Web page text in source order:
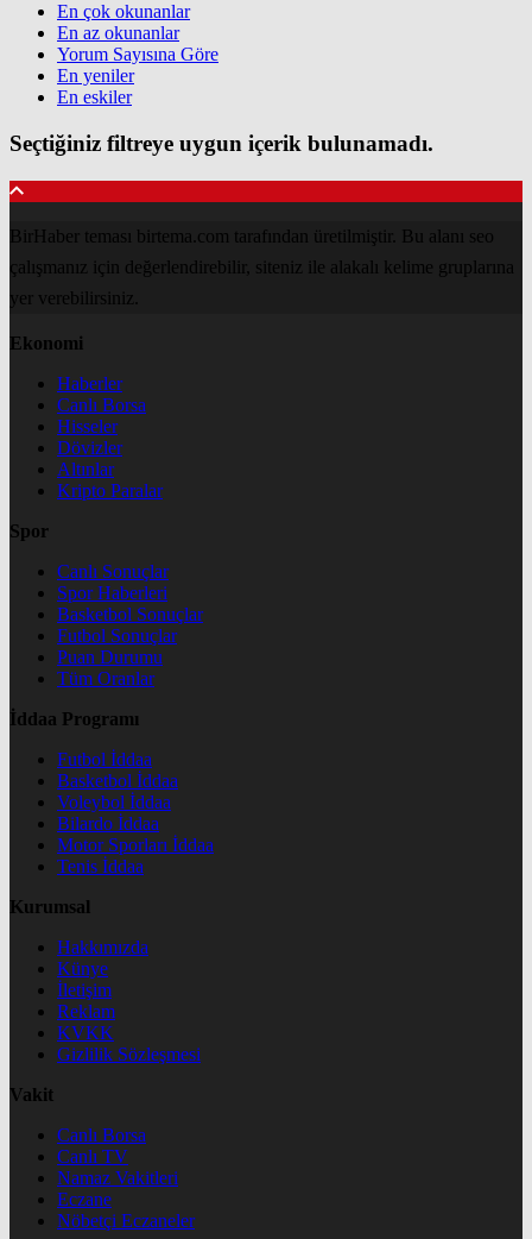
En çok okunanlar
En az okunanlar
Yorum Sayısına Göre
En yeniler
En eskiler
Seçtiğiniz filtreye uygun içerik bulunamadı.
BirHaber teması birtema.com tarafından üretilmiştir. Bu alanı seo
çalışmanız için değerlendirebilir, siteniz ile alakalı kelime gruplarına
yer verebilirsiniz.
Ekonomi
Haberler
Canlı Borsa
Hisseler
Dövizler
Altınlar
Kripto Paralar
Spor
Canlı Sonuçlar
Spor Haberleri
Basketbol Sonuçlar
Futbol Sonuçlar
Puan Durumu
Tüm Oranlar
İddaa Programı
Futbol İddaa
Basketbol İddaa
Voleybol İddaa
Bilardo İddaa
Motor Sporları İddaa
Tenis İddaa
Kurumsal
Hakkımızda
Künye
İletişim
Reklam
KVKK
Gizlilik Sözleşmesi
Vakit
Canlı Borsa
Canlı TV
Namaz Vakitleri
Eczane
Nöbetçi Eczaneler